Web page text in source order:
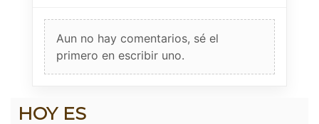
Aun no hay comentarios, sé el
primero en escribir uno.
HOY ES